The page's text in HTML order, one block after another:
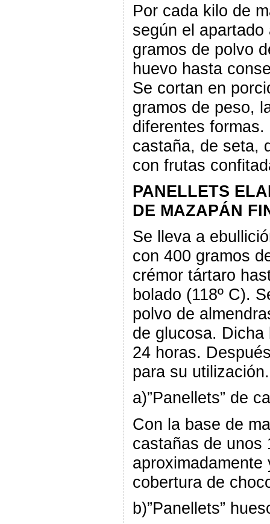
Por cada kilo de
según el
gramos de polvo
huevo hasta
Se cortan en
gramos de peso,
diferentes
castaña, de seta,
con frutas
PANELLETS
DE MAZAPÁN
Se lleva a
con 400 gramos
crémor tártaro
bolado (118º C).
polvo de
de glucosa.
24 horas.
para su utilización.
a)”Panellets” de
Con la base de
castañas de unos
cobertura de
b)”Panellets”